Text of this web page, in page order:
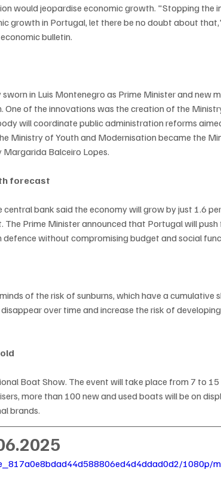
would jeopardise economic growth. "Stopping the
growth in Portugal, let there be no doubt about
bulletin.
in Luis Montenegro as Prime Minister and new
One of the innovations was the creation of the
will coordinate public administration reforms
Ministry of Youth and Modernisation became the
Margarida Balceiro Lopes.
forecast
bank said the economy will grow by just 1.6
The Prime Minister announced that Portugal will
without compromising budget and social
of the risk of sunburns, which have a cumulative
over time and increase the risk of
Boat Show. The event will take place from 7 to 15
more than 100 new and used boats will be on
brands.
1080p/